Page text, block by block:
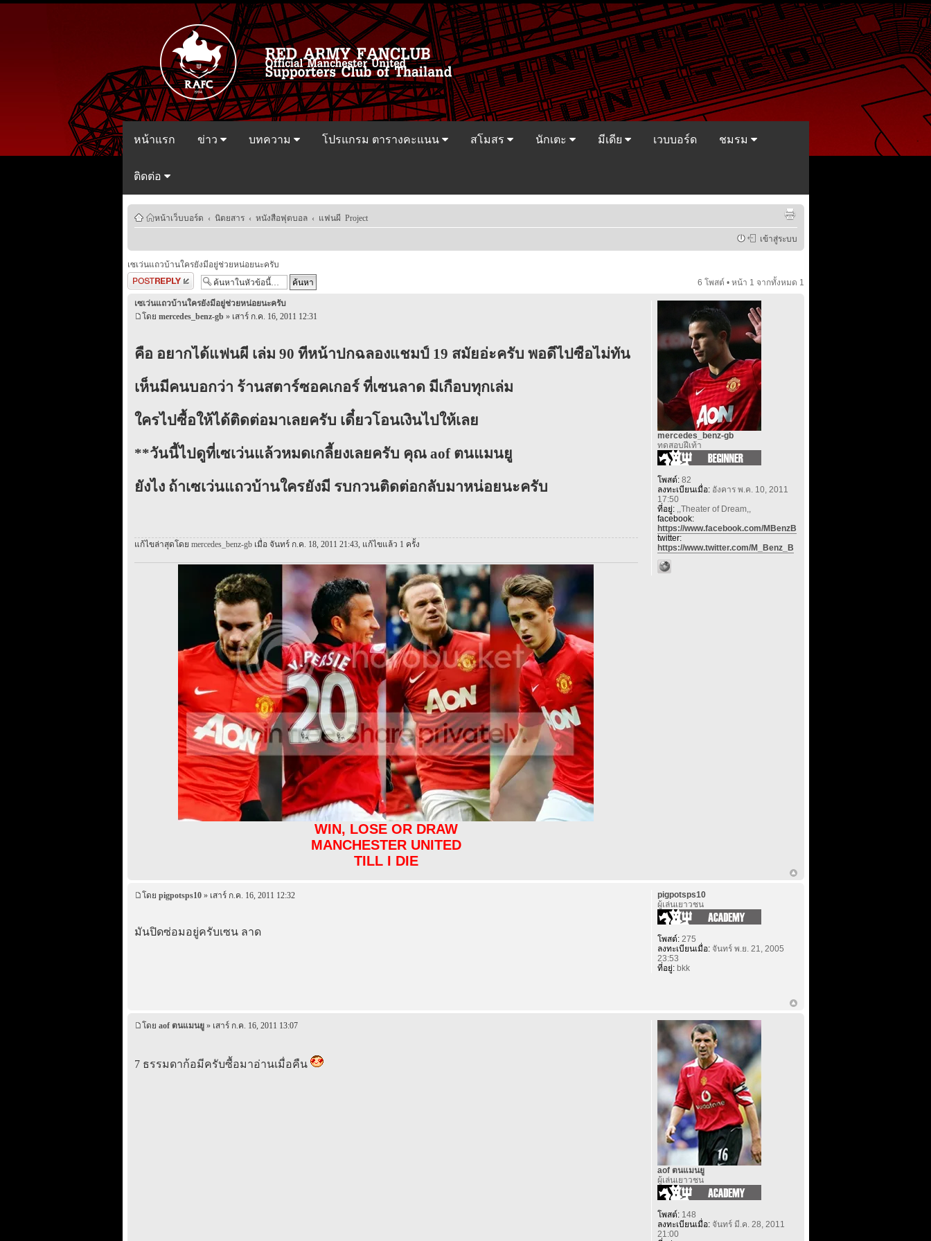
หน้าแรก ข่าว บทความ โปรแกรม ตารางคะแนน สโมสร นักเตะ มีเดีย เวบบอร์ด ชมรม
ติดต่อ
หน้าเว็บบอร์ด ‹ นิตยสาร ‹ หนังสือฟุตบอล ‹ แฟนผี Project
เข้าสู่ระบบ
เซเว่นแถวบ้านใครยังมีอยู่ช่วยหน่อยนะครับ
ตอบกระทู้
6 โพสต์ • หน้า 1 จากทั้งหมด 1
เซเว่นแถวบ้านใครยังมีอยู่ช่วยหน่อยนะครับ
โดย mercedes_benz-gb » เสาร์ ก.ค. 16, 2011 12:31
คือ อยากได้แฟนผี เล่ม 90 ที่หน้าปกฉลองแชมป์ 19 สมัยอ่ะครับ พอดีไปซื้อไม่ทัน
เห็นมีคนบอกว่า ร้านสตาร์ซอคเกอร์ ที่เซนลาด มีเกือบทุกเล่ม
ใครไปซื้อให้ได้ติดต่อมาเลยครับ เดี๋ยวโอนเงินไปให้เลย
**วันนี้ไปดูที่เซเว่นแล้วหมดเกลี้ยงเลยครับ คุณ aof ตนแมนยู
ยังไง ถ้าเซเว่นแถวบ้านใครยังมี รบกวนติดต่อกลับมาหน่อยนะครับ
แก้ไขล่าสุดโดย mercedes_benz-gbเมื่อ จันทร์ ก.ค. 18, 2011 21:43, แก้ไขแล้ว 1 ครั้ง
WIN, LOSE OR DRAW
MANCHESTER UNITED
TILL I DIE
mercedes_benz-gb
ทดสอบฝีเท้า
โพสต์:82
ลงทะเบียนเมื่อ:อังคาร พ.ค. 10, 2011
17:50
ที่อยู่:,,Theater of Dream,,
facebook:
https://www.facebook.com/MBenzB
twitter:
https://www.twitter.com/M_Benz_B
โดย pigpotsps10» เสาร์ ก.ค. 16, 2011 12:32
มันปิดซ่อมอยู่ครับเซน ลาด
pigpotsps10
ผู้เล่นเยาวชน
โพสต์:275
ลงทะเบียนเมื่อ:จันทร์ พ.ย. 21, 2005
23:53
ที่อยู่:bkk
โดย aof ตนแมนยู» เสาร์ ก.ค. 16, 2011 13:07
7 ธรรมดาก้อมีครับซื้อมาอ่านเมื่อคืน
aof ตนแมนยู
ผู้เล่นเยาวชน
โพสต์:148
ลงทะเบียนเมื่อ:จันทร์ มี.ค. 28, 2011
21:00